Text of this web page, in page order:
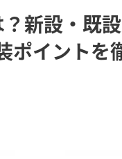
新設・既
ポイントを